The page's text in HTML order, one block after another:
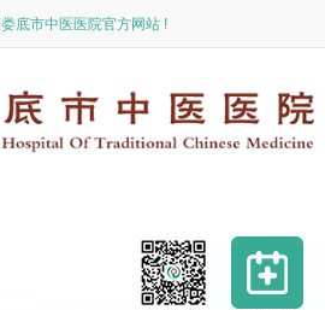
娄底市中医医院官方网站 !